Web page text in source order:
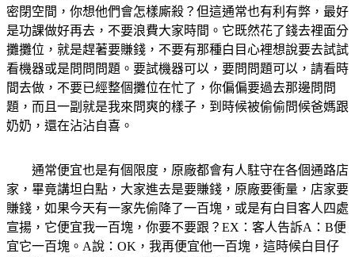
密閉空間，你想他們會怎樣廝殺？但這通常也有利有弊，最好
是功課做好再去，不要浪費大家時間。它既然花了錢去裡面分
攤攤位，就是趕著要賺錢，不要有那種白目心裡想說要去試試
看機器或是問問問題。要試機器可以，要問問題可以，請看時
間去做，不要已經整個攤位在忙了，你偏偏要過去那邊問問
題，而且一副就是我來問爽的樣子，到時候被偷偷問候爸媽跟
奶奶，還在沾沾自喜。
通常便宜也是有個限度，原廠都會有人駐守在各個通路店
家，畢竟講坦白點，大家進去是要賺錢，原廠要衝量，店家要
賺錢，如果今天有一家先偷降了一百塊，或是有白目客人四處
宣揚，它便宜我一百塊，你要不要跟？EX：客人告訴A：B便
宜它一百塊。A說：OK，我再便宜他一百塊，這時候白目仔